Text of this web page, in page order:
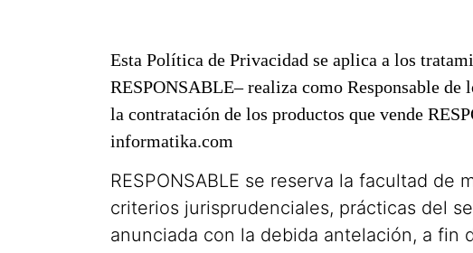
Esta Política de Privacidad se aplica a los
RESPONSABLE– realiza como Responsable
la contratación de los productos que vende
informatika.com
RESPONSABLE se reserva la facultad
criterios jurisprudenciales, prácticas del
anunciada con la debida antelación, a